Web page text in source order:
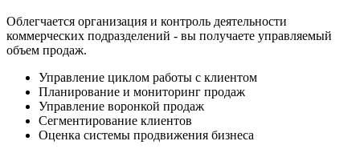
Облегчается организация и контроль деятельности
коммерческих подразделений - вы получаете управляемый
объем продаж.
Управление циклом работы с клиентом
Планирование и мониторинг продаж
Управление воронкой продаж
Сегментирование клиентов
Оценка системы продвижения бизнеса